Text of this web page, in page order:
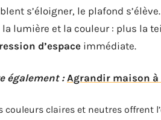
s’éloigner, le plafond
la lumière et la couleur : plus la
d’espace immédiate.
également : Agrandir maison
couleurs claires et neutres offrent